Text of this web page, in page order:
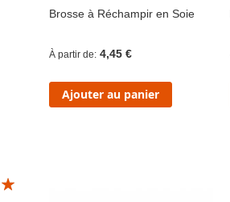
Brosse à Réchampir en Soie
À partir de 4,45 €
Ajouter au panier